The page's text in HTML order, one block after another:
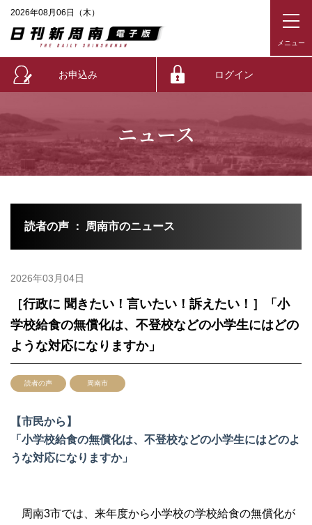
2026年08月06日（木）
お申込み ログイン
ニュース
読者の声 ： 周南市のニュース
2026年03月04日
［行政に 聞きたい！言いたい！訴えたい！］「小
学校給食の無償化は、不登校などの小学生にはどの
ような対応になりますか」
読者の声 周南市
【市民から】
「小学校給食の無償化は、不登校などの小学生にはどのよ
うな対応になりますか」
周南3市では、来年度から小学校の学校給食の無償化が